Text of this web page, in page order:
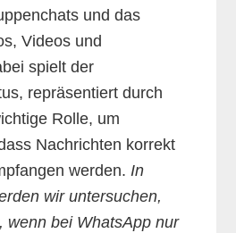
und das
Videos und
spielt der
repräsentiert durch
Rolle, um
Nachrichten korrekt
werden.In
wir untersuchen,
wenn bei WhatsApp nur